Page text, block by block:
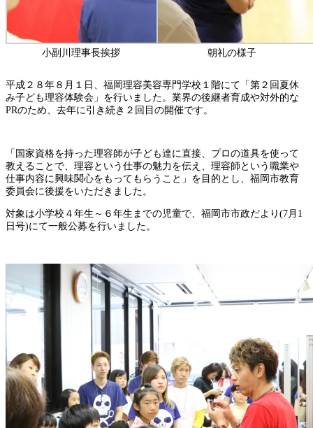
小副川理事長挨拶 朝礼の様子
平成２８年８月１日、福岡理容美容専門学校１階にて「第２回夏休
み子ども理容体験会」を行いました。業界の後継者育成や対外的な
PRのため、去年に引き続き２回目の開催です。
「国家資格を持った理容師が子ども達に直接、プロの道具を使って
教えることで、理容という仕事の魅力を伝え、理容師という職業や
仕事内容に興味関心をもってもらうこと」を目的とし、福岡市教育
委員会に後援をいただきました。
対象は小学校４年生～６年生までの児童で、福岡市市政だより(7月1
日号)にて一般公募を行いました。